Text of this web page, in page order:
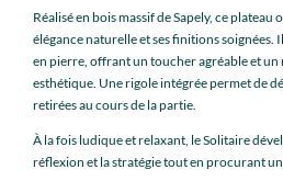
Réalisé en bois massif de Sapely, ce
élégance naturelle et ses finitions soignées.
en pierre, offrant un toucher agréable et
esthétique. Une rigole intégrée permet de
retirées au cours de la partie.
À la fois ludique et relaxant, le Solitaire
réflexion et la stratégie tout en procurant